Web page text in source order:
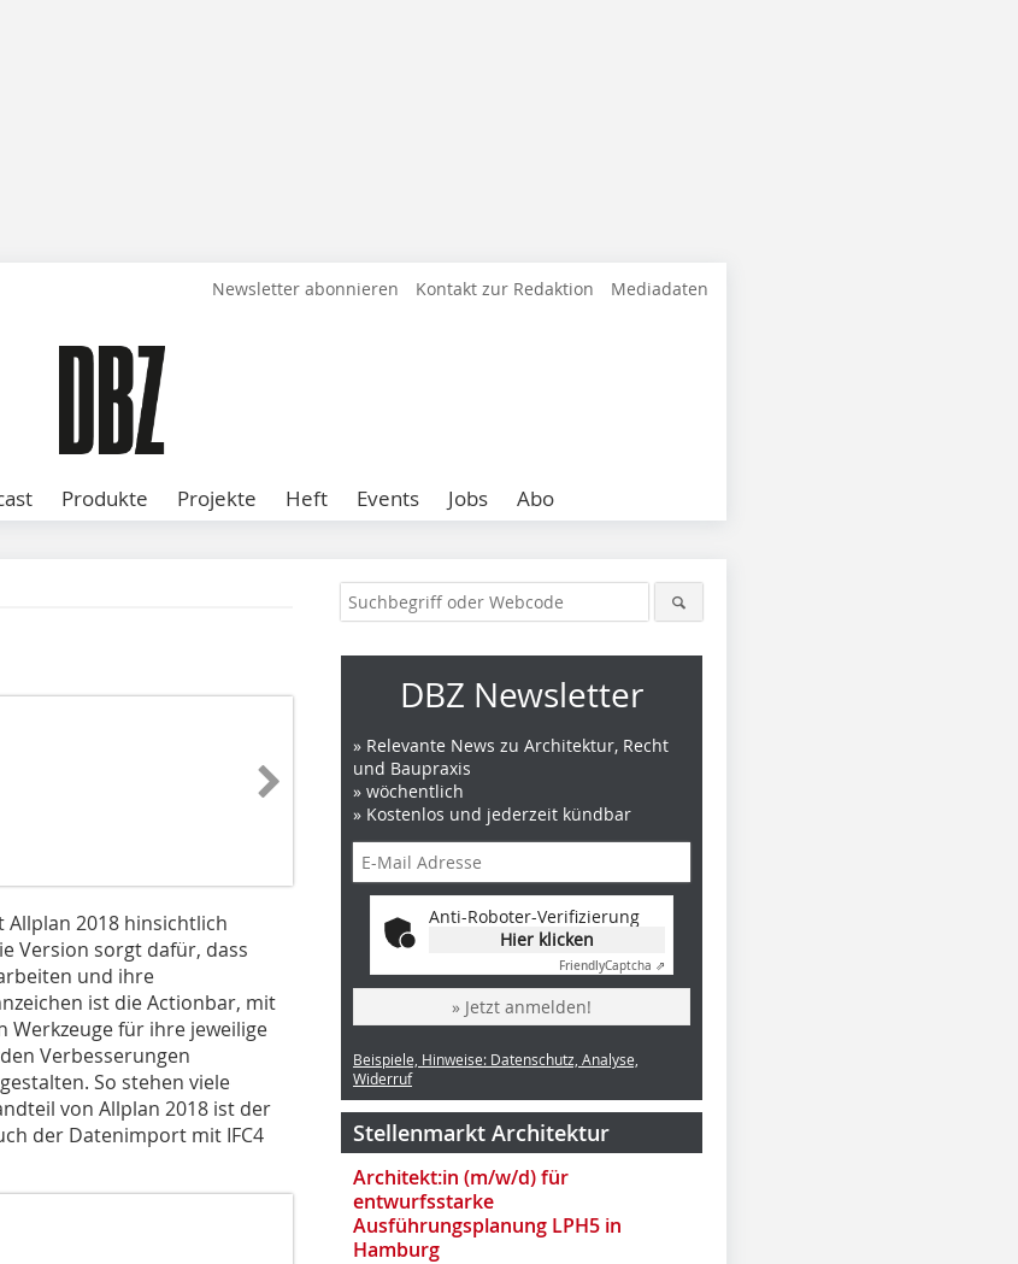
Newsletter abonnieren Kontakt zur Redaktion Mediadaten
Produkte Projekte Heft Events Jobs Abo
Allplan 2018 hinsichtlich
Version sorgt dafür, dass
und ihre
ist die Actionbar, mit
Werkzeuge für ihre jeweilige
Verbesserungen
So stehen viele
von Allplan 2018 ist der
der Datenimport mit IFC4
DBZ Newsletter
» Relevante News zu Architektur, Recht
und Baupraxis
» wöchentlich
» Kostenlos und jederzeit kündbar
Anti-Roboter-Verifizierung
Hier klicken
FriendlyCaptcha ⇗
» Jetzt anmelden!
Beispiele, Hinweise: Datenschutz, Analyse,
Widerruf
Stellenmarkt Architektur
Architekt:in (m/w/d) für
entwurfsstarke
Ausführungsplanung LPH5 in
Hamburg